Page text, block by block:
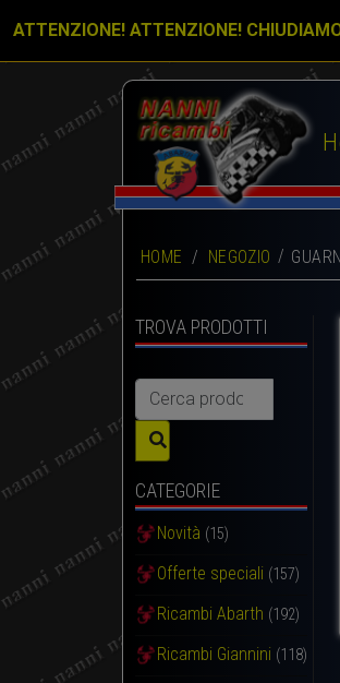
ATTENZIONE! ATTENZIONE!
HOME / NEGOZIO
TROVA PRODOTTI
Cerca:
CATEGORIE
Novità (15)
Offerte speciali (157)
Ricambi Abarth (192)
Ricambi Giannini (118)